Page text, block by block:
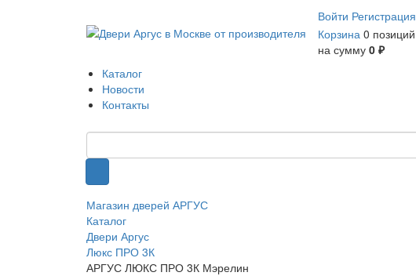
Войти Регистрация
Корзина 0 позиций
на сумму 0 ₽
Каталог
Новости
Контакты
Магазин дверей АРГУС
Каталог
Двери Аргус
Люкс ПРО 3К
АРГУС ЛЮКС ПРО 3К Мэрелин